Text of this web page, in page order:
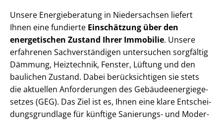
Unsere Energieberatung in Niedersachsen liefert
Ihnen eine fundierte Einschätzung über den
energetischen Zustand Ihrer Immobilie. Unsere
erfahrenen Sach­ver­stän­di­gen untersuchen sorgfältig
Dämmung, Heiztechnik, Fenster, Lüftung und den
baulichen Zustand. Dabei berücksichtigen sie stets
die aktuellen Anforderungen des Ge­bäu­de­en­er­gie­ge­
set­zes (GEG). Das Ziel ist es, Ihnen eine klare Ent­schei­
dungs­grund­la­ge für künftige Sanierungs- und Mo­der­